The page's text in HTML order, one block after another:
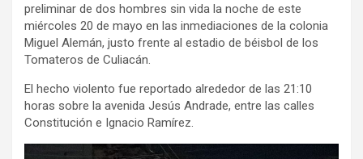
preliminar de dos hombres sin vida la noche de este
miércoles 20 de mayo en las inmediaciones de la colonia
Miguel Alemán, justo frente al estadio de béisbol de los
Tomateros de Culiacán.
El hecho violento fue reportado alrededor de las 21:10
horas sobre la avenida Jesús Andrade, entre las calles
Constitución e Ignacio Ramírez.